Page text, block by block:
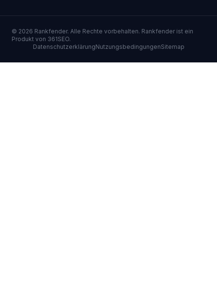
© 2026 Rankfender. Alle Rechte vorbehalten. Rankfender ist ein
Produkt von 361SEO.
DatenschutzerklärungNutzungsbedingungenSitemap